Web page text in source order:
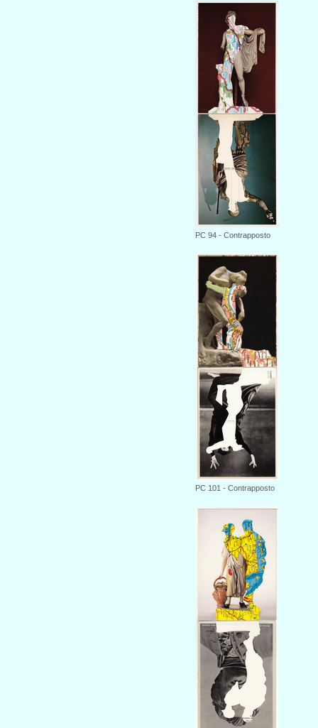
PC 94 - Contrapposto
PC 101 - Contrapposto